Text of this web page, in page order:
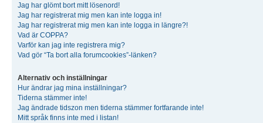
Jag har glömt bort mitt lösenord!
Jag har registrerat mig men kan inte logga in!
Jag har registrerat mig men kan inte logga in längre?!
Vad är COPPA?
Varför kan jag inte registrera mig?
Vad gör “Ta bort alla forumcookies”-länken?
Alternativ och inställningar
Hur ändrar jag mina inställningar?
Tiderna stämmer inte!
Jag ändrade tidszon men tiderna stämmer fortfarande inte!
Mitt språk finns inte med i listan!